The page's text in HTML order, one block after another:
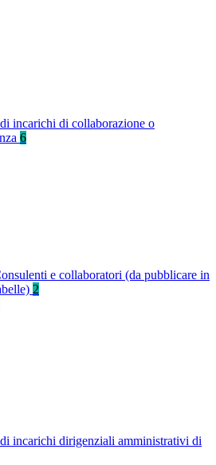
incarichi di collaborazione o
6
e collaboratori (da pubblicare in
2
incarichi dirigenziali amministrativi di